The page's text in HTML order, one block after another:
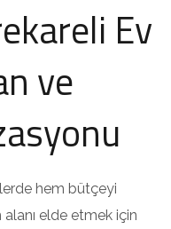
Ev
ve
hem bütçeyi
elde etmek için